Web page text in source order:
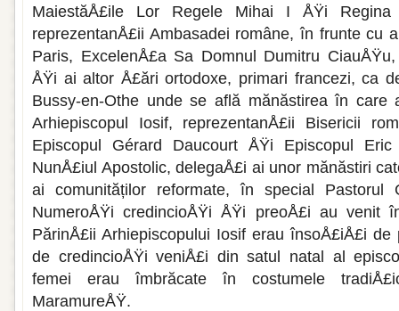
MaiestăÅ£ile Lor Regele Mihai I ÅŸi Regina
reprezentanÅ£ii Ambasadei române, în frunte cu
Paris, ExcelenÅ£a Sa Domnul Dumitru
ÅŸi ai altor Å£ări ortodoxe, primari francezi, ca
Bussy-en-Othe unde se află mănăstirea în
Arhiepiscopul Iosif, reprezentanÅ£ii Bisericii
Episcopul Gérard Daucourt ÅŸi Episcopul
NunÅ£iul Apostolic, delegaÅ£i ai unor mănăstiri
ai comunităților reformate, în special Pastorul
NumeroÅŸi credincioÅŸi ÅŸi preoÅ£i au venit
PărinÅ£ii Arhiepiscopului Iosif erau însoÅ£iÅ£i
de credincioÅŸi veniÅ£i din satul natal al
femei erau îmbrăcate în costumele
MaramureÅŸ.